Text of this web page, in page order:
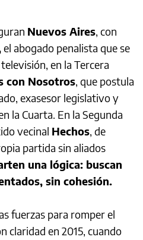
Nuevos Aires, con
el abogado penalista que se
en la Tercera
con Nosotros, que postula
exasesor legislativo y
la Cuarta. En la Segunda
vecinal Hechos, de
partida sin aliados
una lógica: buscan
sin cohesión.
fuerzas para romper el
claridad en 2015, cuando